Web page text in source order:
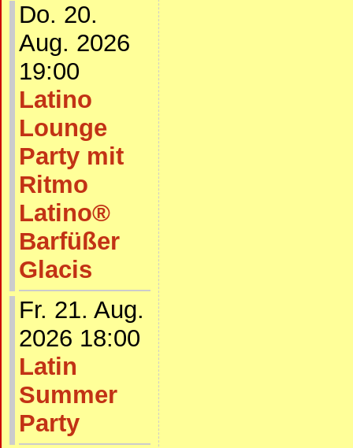
Do. 20.
Aug. 2026
19:00
Latino
Lounge
Party mit
Ritmo
Latino®
Barfüßer
Glacis
Fr. 21. Aug.
2026 18:00
Latin
Summer
Party